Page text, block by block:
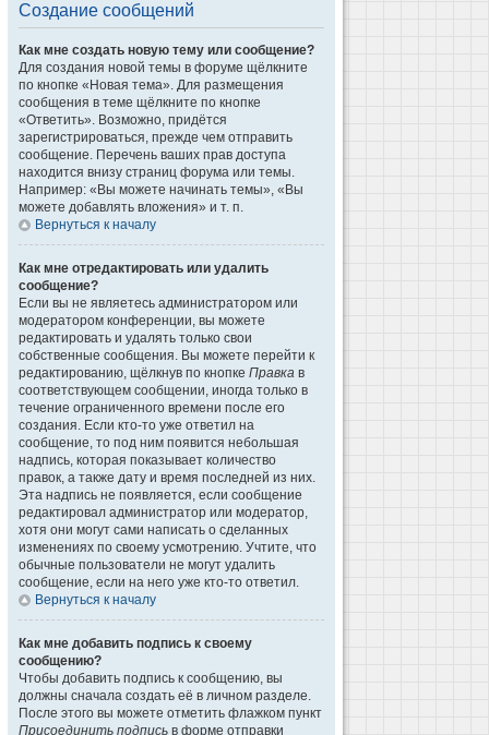
Создание сообщений
Как мне создать новую тему или сообщение?
Для создания новой темы в форуме щёлкните
по кнопке «Новая тема». Для размещения
сообщения в теме щёлкните по кнопке
«Ответить». Возможно, придётся
зарегистрироваться, прежде чем отправить
сообщение. Перечень ваших прав доступа
находится внизу страниц форума или темы.
Например: «Вы можете начинать темы», «Вы
можете добавлять вложения» и т. п.
Вернуться к началу
Как мне отредактировать или удалить
сообщение?
Если вы не являетесь администратором или
модератором конференции, вы можете
редактировать и удалять только свои
собственные сообщения. Вы можете перейти к
редактированию, щёлкнув по кнопке Правка в
соответствующем сообщении, иногда только в
течение ограниченного времени после его
создания. Если кто-то уже ответил на
сообщение, то под ним появится небольшая
надпись, которая показывает количество
правок, а также дату и время последней из них.
Эта надпись не появляется, если сообщение
редактировал администратор или модератор,
хотя они могут сами написать о сделанных
изменениях по своему усмотрению. Учтите, что
обычные пользователи не могут удалить
сообщение, если на него уже кто-то ответил.
Вернуться к началу
Как мне добавить подпись к своему
сообщению?
Чтобы добавить подпись к сообщению, вы
должны сначала создать её в личном разделе.
После этого вы можете отметить флажком пункт
Присоединить подпись в форме отправки